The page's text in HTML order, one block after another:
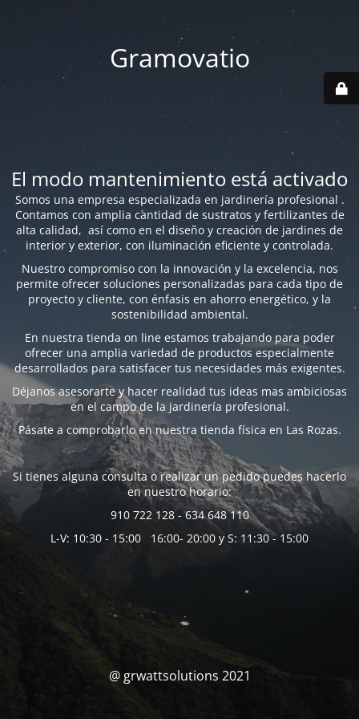
Gramovatio
El modo mantenimiento está activado
Somos una empresa especializada en jardinería profesional .
Contamos con amplia cantidad de sustratos y fertilizantes de
alta calidad, así como en el diseño y creación de jardines de
interior y exterior, con iluminación eficiente y controlada.
Nuestro compromiso con la innovación y la excelencia, nos
permite ofrecer soluciones personalizadas para cada tipo de
proyecto y cliente, con énfasis en ahorro energético, y la
sostenibilidad ambiental.
En nuestra tienda on line estamos trabajando para poder
ofrecer una amplia variedad de productos especialmente
desarrollados para satisfacer tus necesidades más exigentes.
Déjanos asesorarte y hacer realidad tus ideas mas ambiciosas
en el campo de la jardinería profesional.
Pásate a comprobarlo en nuestra tienda física en Las Rozas.
Si tienes alguna consulta o realizar un pedido puedes hacerlo
en nuestro horario:
910 722 128 - 634 648 110
L-V: 10:30 - 15:00 16:00- 20:00 y S: 11:30 - 15:00
@ grwattsolutions 2021